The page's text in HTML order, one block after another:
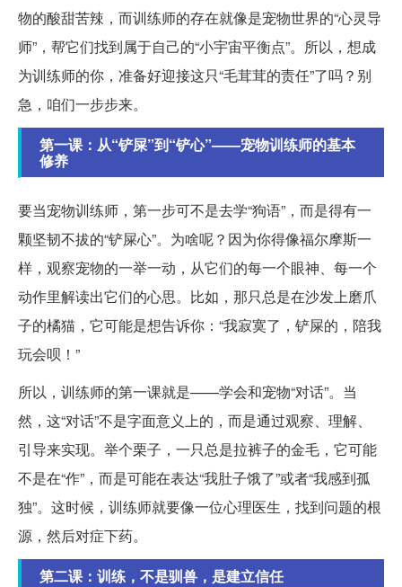
物的酸甜苦辣，而训练师的存在就像是宠物世界的“心灵导
师”，帮它们找到属于自己的“小宇宙平衡点”。所以，想成
为训练师的你，准备好迎接这只“毛茸茸的责任”了吗？别
急，咱们一步步来。
第一课：从“铲屎”到“铲心”——宠物训练师的基本
修养
要当宠物训练师，第一步可不是去学“狗语”，而是得有一
颗坚韧不拔的“铲屎心”。为啥呢？因为你得像福尔摩斯一
样，观察宠物的一举一动，从它们的每一个眼神、每一个
动作里解读出它们的心思。比如，那只总是在沙发上磨爪
子的橘猫，它可能是想告诉你：“我寂寞了，铲屎的，陪我
玩会呗！”
所以，训练师的第一课就是——学会和宠物“对话”。当
然，这“对话”不是字面意义上的，而是通过观察、理解、
引导来实现。举个栗子，一只总是拉裤子的金毛，它可能
不是在“作”，而是可能在表达“我肚子饿了”或者“我感到孤
独”。这时候，训练师就要像一位心理医生，找到问题的根
源，然后对症下药。
第二课：训练，不是驯兽，是建立信任